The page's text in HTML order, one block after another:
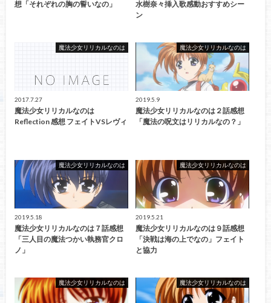
想「それぞれの胸の誓いなの」
水樹奈々挿入歌感動おすすめシー
ン
魔法少女リリカルなのは
2017.7.27
魔法少女リリカルなのは
Reflection 感想 フェイトVSレヴィ
魔法少女リリカルなのは
2019.5.9
魔法少女リリカルなのは２話感想
「魔法の呪文はリリカルなの？」
魔法少女リリカルなのは
2019.5.18
魔法少女リリカルなのは７話感想
「三人目の魔法つかい執務官クロ
ノ」
魔法少女リリカルなのは
2019.5.21
魔法少女リリカルなのは９話感想
「決戦は海の上でなの」フェイト
と協力
魔法少女リリカルなのは 魔法少女リリカルなのは